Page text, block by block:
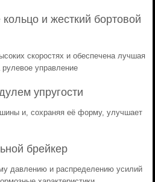
и жесткий бортовой
скоростях и обеспечена лучшая
управление
упругости
и, сохраняя её форму, улучшает
брейкер
давлению и распределению усилий